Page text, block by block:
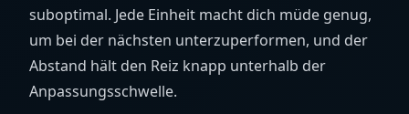
suboptimal. Jede Einheit macht dich müde genug,
um bei der nächsten unterzuperformen, und der
Abstand hält den Reiz knapp unterhalb der
Anpassungsschwelle.